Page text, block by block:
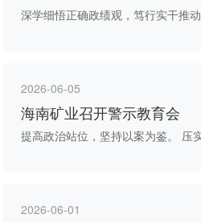
题辅导会
深学细悟正确政绩观，笃行实干推
2026-06-05
海南矿业召开警示教育会
提高政治站位，坚持以案为鉴。 压
2026-06-01